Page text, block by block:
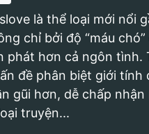
là thể loại mới nổi
chỉ bởi độ “máu
phát hơn cả ngôn tình.
đề phân biệt giới
gũi hơn, dễ chấp
truyện...